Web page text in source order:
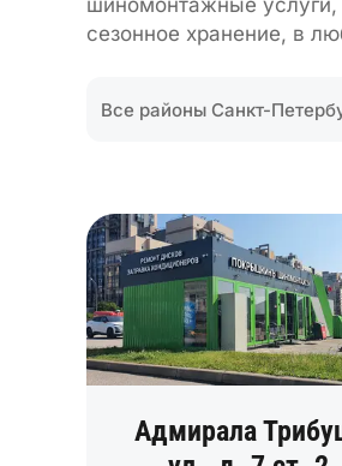
шиномонтажные услуги,
сезонное хранение, в
Все районы Санкт-
Адмирала